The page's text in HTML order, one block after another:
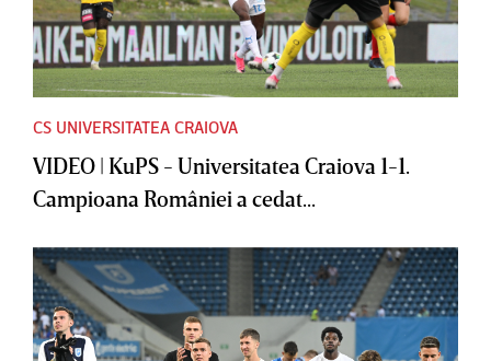
CS UNIVERSITATEA CRAIOVA
VIDEO | KuPS - Universitatea Craiova 1-1.
Campioana României a cedat...